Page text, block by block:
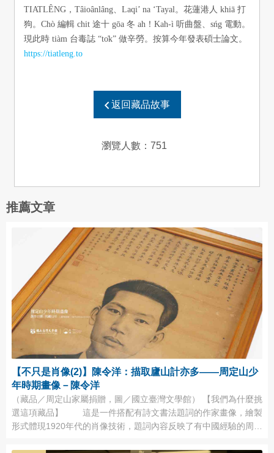
TIATLÊNG，Tâioânlâng、Laqi’ na ‘Tayal。花蓮港人 khiā 打
狗。Chò 編輯 chit 途十 gōa 冬 ah！Kah-ì 听曲盤、sńg 電動。
現此時 tiàm 台毒誌 “to̍k” 做辛勞。按算今年發表碩士論文。
https://tiatleng.to
返回藏品故事
瀏覽人數： 751
推薦文章
【不只是肖像(2)】陳令洋：描取廬山計亦多——周定山少
年時期畫像－陳令洋
（藏品／周定山家屬捐贈，圖／國立臺灣文學館） 【我們為什麼挑
選這項藏品】 這是一件搭配有詩文書法題詞的作家畫像，繪製
形式體現1920年代的肖像技術，題詞內容反映了有中國經驗的周定